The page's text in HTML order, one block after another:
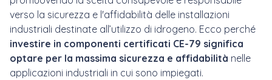
verso la sicurezza e l'affidabilità delle installazioni
industriali destinate all’utilizzo di idrogeno. Ecco perché
investire in componenti certificati CE-79 significa
optare per la massima sicurezza e affidabilità nelle
applicazioni industriali in cui sono impiegati.